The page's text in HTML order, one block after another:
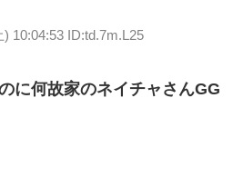
) 10:04:53 ID:td.7m.L25
に何故家のネイチャさんGG